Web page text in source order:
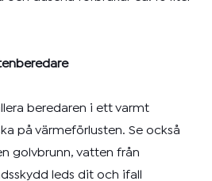
beredaren i ett varmt
på värmeförlusten. Se också
golvbrunn, vatten från
leds dit och ifall